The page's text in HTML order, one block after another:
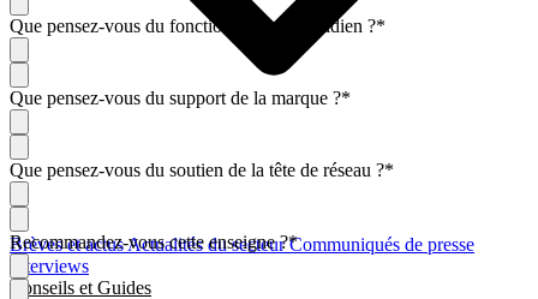
Brèves et actusActualités du secteurCommuniqués de presse
Interviews
Conseils et Guides
Que pensez-vous du fonctionnement quotidien ?*
Que pensez-vous du support de la marque ?*
Que pensez-vous du soutien de la tête de réseau ?*
Recommandez-vous cette enseigne ?*